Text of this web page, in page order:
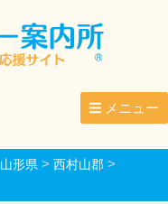
メニュー
山形県> 西村山郡>